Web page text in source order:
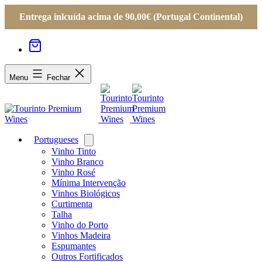
Entrega inlcuída acima de 90,00€ (Portugal Continental)
Menu Fechar
Portugueses
menu
Vinho Tinto
Vinho Branco
Vinho Rosé
Mínima Intervenção
Vinhos Biológicos
Curtimenta
Talha
Vinho do Porto
Vinhos Madeira
Espumantes
Outros Fortificados